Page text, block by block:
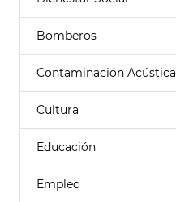
Bomberos
Contaminación Acústica
Cultura
Educación
Empleo